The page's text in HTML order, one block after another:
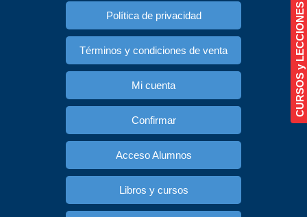
CURSOS y LECCIONES
Política de privacidad
Términos y condiciones de venta
Mi cuenta
Confirmar
Acceso Alumnos
Libros y cursos